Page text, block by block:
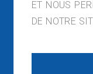
ET NOUS
DE NOTRE